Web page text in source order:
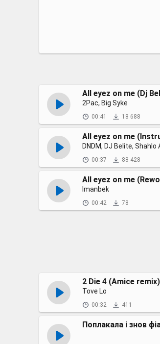
All eyez on me (Dj
2Pac, Big Syke
00:41 18 688
All eyez on me
DNDM, DJ Belite, Shahlo
00:37 88 428
All eyez on me
Imanbek
00:42 78
2 Die 4 (Amice remix)
Tove Lo
00:32 411
Поплакала і знов